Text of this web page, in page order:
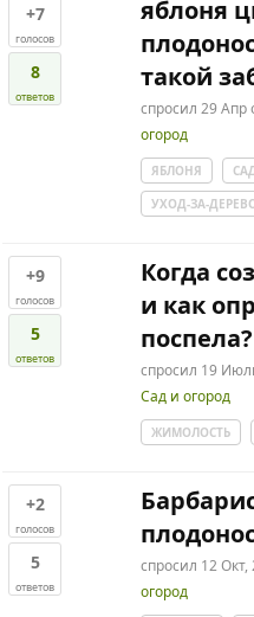
+7
голосов
8
ответов
яблоня
такой
спросил 29 Апр
огород
ЯБЛОНЯ
УХОД-ЗА-
+9
голосов
5
ответов
Когда
и как
поспела?
спросил 19
Сад и огород
ЖИМОЛОСТЬ
+2
голосов
5
ответов
спросил 12 Окт,
огород